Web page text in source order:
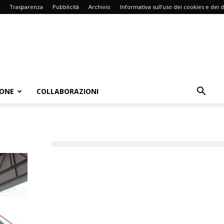
Trasparenza Pubblicità Archivio Informativa sull’uso dei cookies e dei
COLLABORAZIONI